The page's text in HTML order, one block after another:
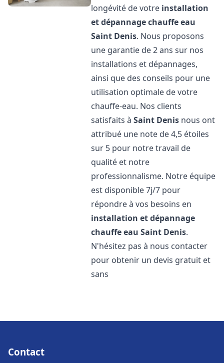
longévité de votre installation
et dépannage chauffe eau
Saint Denis. Nous proposons
une garantie de 2 ans sur nos
installations et dépannages,
ainsi que des conseils pour une
utilisation optimale de votre
chauffe-eau. Nos clients
satisfaits àSaint Denis nous ont
attribué une note de 4,5 étoiles
sur 5 pour notre travail de
qualité et notre
professionnalisme. Notre équipe
est disponible 7j/7 pour
répondre à vos besoins en
installation et dépannage
chauffe eau Saint Denis.
N'hésitez pas à nous contacter
pour obtenir un devis gratuit et
sans
Contact